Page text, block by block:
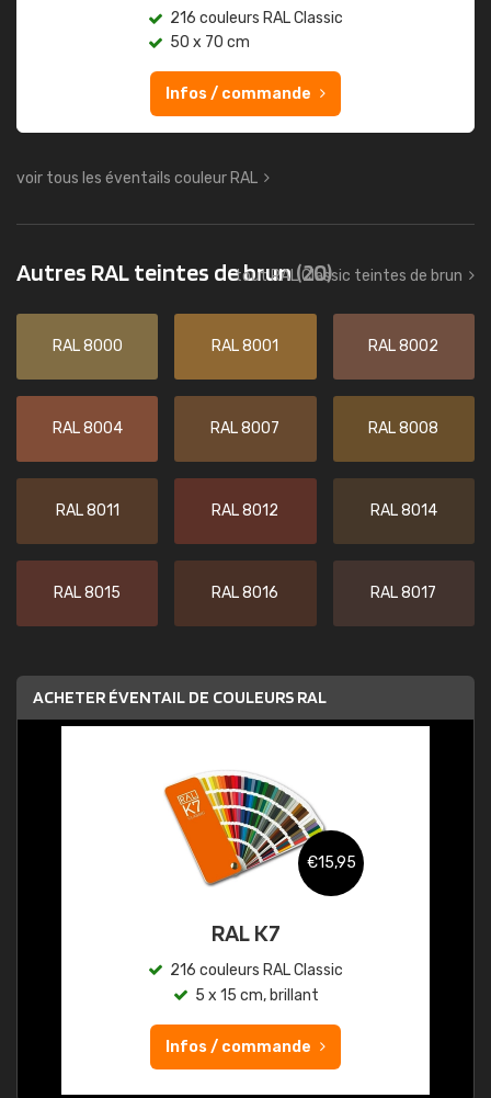
216 couleurs RAL Classic
50 x 70 cm
Infos / commande
voir tous les éventails couleur RAL
Autres RAL teintes de brun(20)
tout RAL Classic teintes de brun
RAL 8000 RAL 8001 RAL 8002
RAL 8004 RAL 8007 RAL 8008
RAL 8011 RAL 8012 RAL 8014
RAL 8015 RAL 8016 RAL 8017
ACHETER ÉVENTAIL DE COULEURS RAL
€15,95
RAL K7
216 couleurs RAL Classic
5 x 15 cm, brillant
Infos / commande